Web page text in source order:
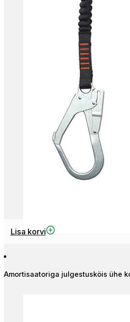
Lisa korvi
Amortisaatoriga julgestusköis ühe